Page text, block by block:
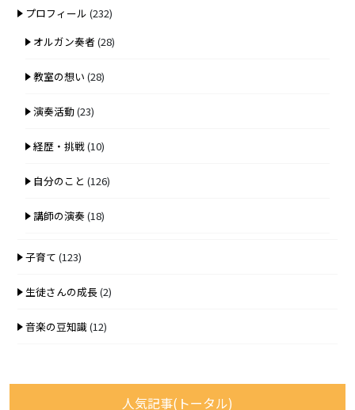
プロフィール (232)
オルガン奏者 (28)
教室の想い (28)
演奏活動(23)
経歴・挑戦(10)
自分のこと (126)
講師の演奏(18)
子育て (123)
生徒さんの成長(2)
音楽の豆知識(12)
人気記事(トータル)